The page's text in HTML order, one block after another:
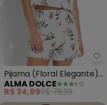
Dolce - Pijama Curto
Pijama (Floral Elegante)
Curto com Mangas
Curtas
ALMA DOLCE
R$ 34,99R$ 79,99